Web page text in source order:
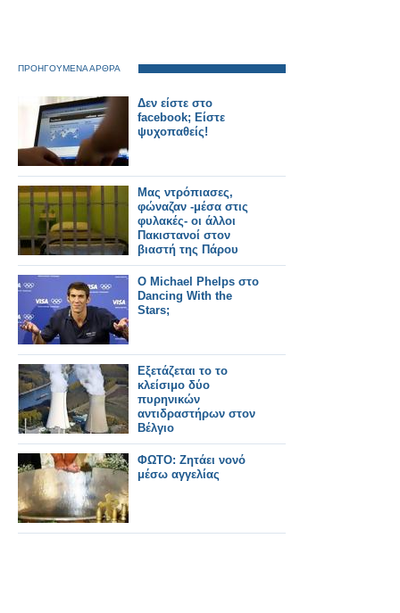
ΠΡΟΗΓΟΥΜΕΝΑ ΑΡΘΡΑ
Δεν είστε στο
facebook; Είστε
ψυχοπαθείς!
Μας ντρόπιασες,
φώναζαν -μέσα στις
φυλακές- οι άλλοι
Πακιστανοί στον
βιαστή της Πάρου
Ο Michael Phelps στο
Dancing With the
Stars;
Εξετάζεται το το
κλείσιμο δύο
πυρηνικών
αντιδραστήρων στον
Βέλγιο
ΦΩΤΟ: Ζητάει νονό
μέσω αγγελίας